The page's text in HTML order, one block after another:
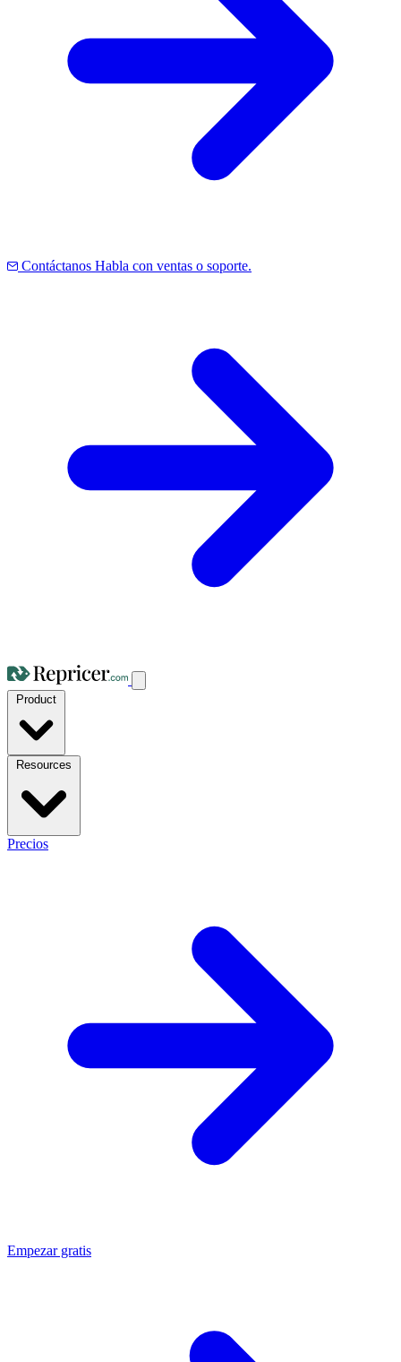
Contáctanos Habla con ventas o soporte.
Precios
Empezar gratis